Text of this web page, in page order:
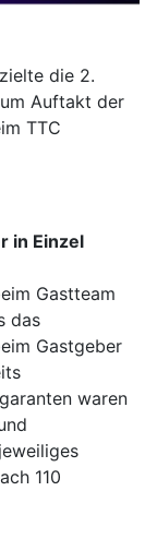
die 2.
Auftakt der
TTC
in Einzel
Gastteam
das
Gastgeber
waren
110